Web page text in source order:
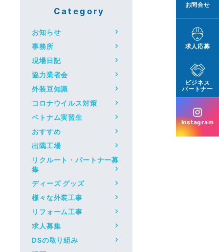
お問合せ
求人応募
ビジネス
パートナー
Instagram
Category
お知らせ
事務所
現場日記
協力業者会
外装豆知識
コロナウイルス対策
ベトナム実習生
おすすめ
出隅工場
リクルート・パートナー募
集
ディーズ グッズ
様々な外装工事
リフォーム工事
求人募集
DSの取り組み